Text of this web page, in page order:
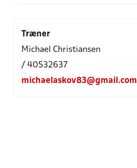
Træner
Michael Christiansen
/ 40532637
michaelaskov83@gmail.com